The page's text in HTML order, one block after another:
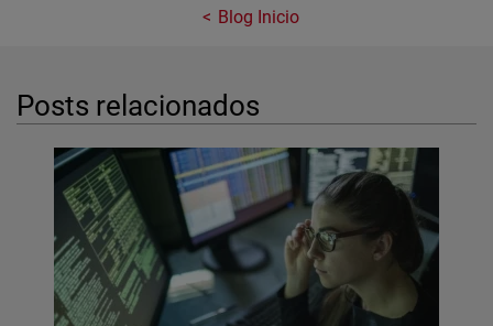
Blog Inicio
Posts relacionados